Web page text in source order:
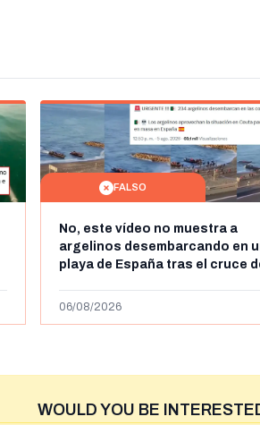
FALSO
No, este vídeo no muestra a
argelinos desembarcando en
playa de España tras el cruce
de julio de 2026: son imágenes
06/08/2026
WOULD YOU BE